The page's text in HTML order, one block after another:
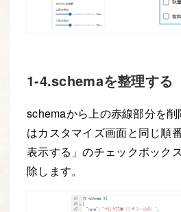
1-4.schemaを整理する
schemaから上の赤線部分を
はカスタマイズ画面と同じ順
表示する」のチェックボック
除します。